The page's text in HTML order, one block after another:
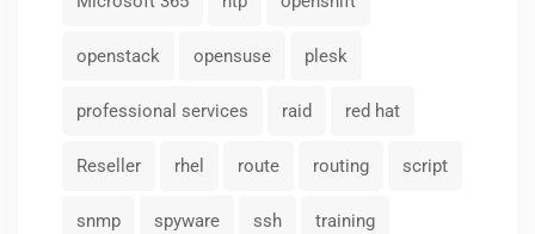
openstack opensuse plesk
professional services raid red hat
Reseller rhel route routing script
snmp spyware ssh training